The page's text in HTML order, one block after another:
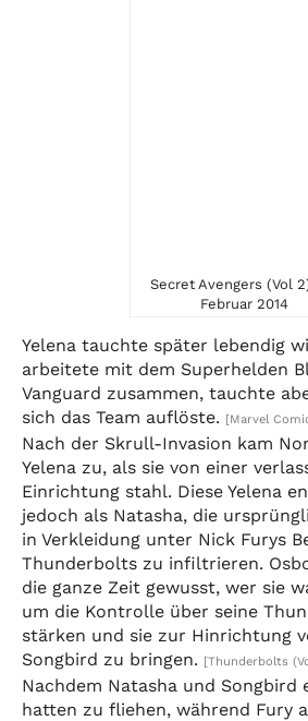
Secret Avengers (Vol
Februar 2014
Yelena tauchte später lebendig
arbeitete mit dem Superhelden
Vanguard zusammen, tauchte
sich das Team auflöste. [Marvel
Nach der Skrull-Invasion kam
Yelena zu, als sie von einer
Einrichtung stahl. Diese Yelena
jedoch als Natasha, die
in Verkleidung unter Nick Furys
Thunderbolts zu infiltrieren.
die ganze Zeit gewusst, wer sie
um die Kontrolle über seine
stärken und sie zur Hinrichtung
Songbird zu bringen. [Thunderbolts
Nachdem Natasha und Songbird
hatten zu fliehen, während Fury